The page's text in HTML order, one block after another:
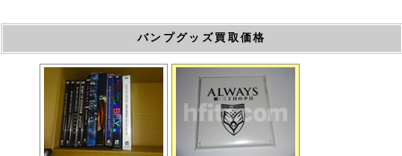
バンプグッズ買取価格